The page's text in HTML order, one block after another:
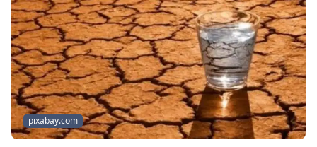
pixabay.com